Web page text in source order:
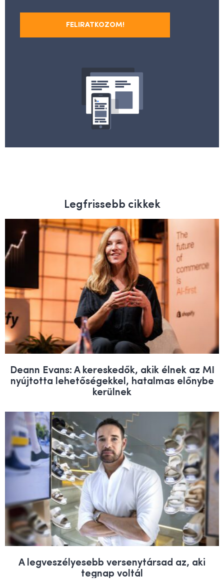
FELIRATKOZOM!
Legfrissebb cikkek
Deann Evans: A kereskedők, akik élnek az MI
nyújtotta lehetőségekkel, hatalmas előnybe
kerülnek
A legveszélyesebb versenytársad az, aki
tegnap voltál